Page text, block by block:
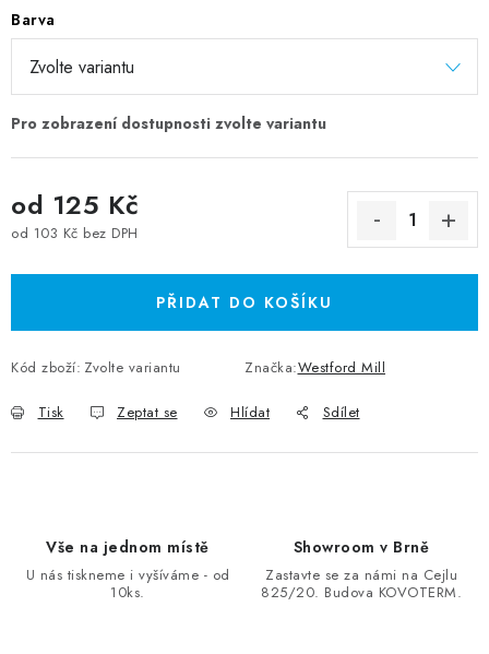
Barva
od 125 Kč
od 103 Kč bez DPH
PŘIDAT DO KOŠÍKU
Kód zboží: Zvolte variantu Značka:Westford Mill
Tisk Zeptat se Hlídat Sdílet
Vše na jednom místě
U nás tiskneme i vyšíváme - od
10ks.
Showroom v Brně
Zastavte se za námi na Cejlu
825/20. Budova KOVOTERM.